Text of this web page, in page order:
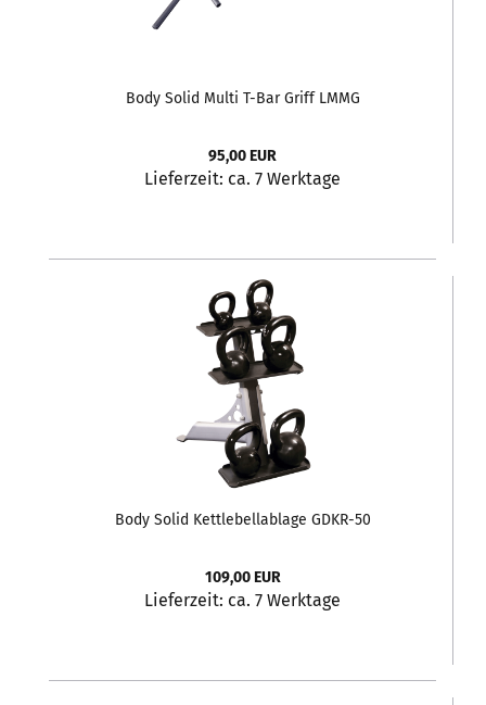
Body Solid Multi T-Bar Griff LMMG
95,00 EUR
Lieferzeit: ca. 7 Werktage
Body Solid Kettlebellablage GDKR-50
109,00 EUR
Lieferzeit: ca. 7 Werktage